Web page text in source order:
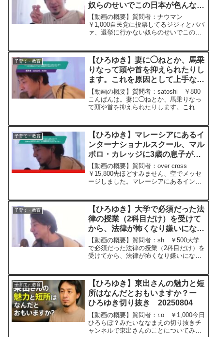
奴らのせいでこの日本が色んな問
題に直面してることに日々苛つい
ています。ひろゆきさんはどう思
いますか?ー ひろゆき切り抜
【動画の概要】質問者：ナウマン
￥1,000自民党に投票してるジジィとババ
ァ、選挙に行かない奴らのせいでこの日
す。ひろゆきさんはどう思いますか?元動
画：神と感動は心の中...
子育て・教育
【ひろゆき】妻に◯ねとか、馬乗
りなって頭や首を抑えられたりし
ます。これを原因として上手な離
婚の方法はありますか？ー ひろ
ゆき切り抜き 20240111
【動画の概要】質問者：satoshi ￥800
こんばんは。妻に◯ねとか、馬乗りなっ
て頭や首を抑えられたりします。これを
うなりますか？元動画：能登半島に最大
同時接続✖...
子育て・教育
【ひろゆき】マレーシアにあるイ
ンターナショナルスクール、マル
ボロ・カレッジに3歳の息子が入
学。学費が5,200万円ですが、そ
の価値はあると思いますか？ー
ひろゆき切り抜き 20240522
【動画の概要】質問者：over cross
￥15,800先ほどすみません、空でメッセ
ージしました。マレーシアにあるインタ
れました。12年生までの学費が5,200万
円...
子育て・教育
【ひろゆき】大学で必須だった法
律の授業（2科目だけ）を受けて
から、法律が怖くなり嫌いになり
ました。会社員で法律を覚えさせ
られる職種はありますか？ー ひ
ろゆき切り抜き 20240404
【動画の概要】質問者：sh ￥500大学
で必須だった法律の授業（2科目だけ）を
受けてから、法律が怖くなり嫌いになり
嫌です。会社員で法律を覚えさせられる
職種はありますか？...
子育て・教育
【ひろゆき】東出さんの魅力と短
所はなんだとおもいますか？ー
ひろゆき切り抜き 20250804
【動画の概要】質問者：r.o ￥1,000今日
ひろらぼ？みたいななまえの切り抜きチ
ャンネルで東出さんのことについてみて